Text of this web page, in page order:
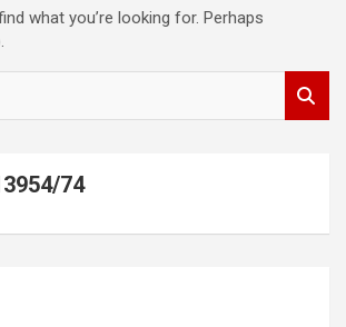
what you’re looking for. Perhaps
74